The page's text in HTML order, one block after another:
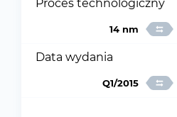
Proces technologiczny
14 nm
Data wydania
Q1/2015